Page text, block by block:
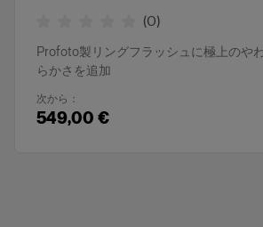
(0)
Profoto製リングフラッシュに極上のや
らかさを追加
次から：
549,00 €